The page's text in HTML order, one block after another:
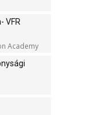
VFR
Academy